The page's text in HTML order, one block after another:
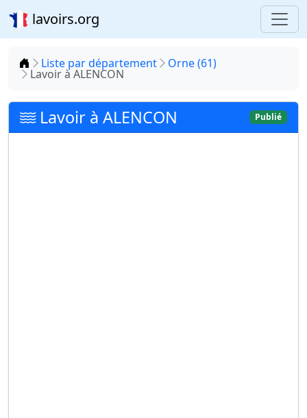
lavoirs.org
Accueil
Liste par département Orne (61)
Lavoir à ALENCON
Lavoir à ALENCON Publié